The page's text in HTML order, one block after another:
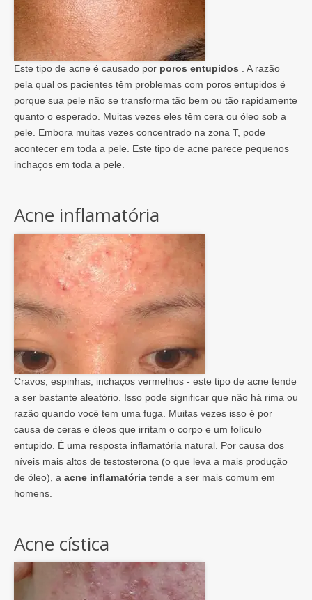
Este tipo de acne é causado por poros entupidos . A razão
pela qual os pacientes têm problemas com poros entupidos é
porque sua pele não se transforma tão bem ou tão rapidamente
quanto o esperado. Muitas vezes eles têm cera ou óleo sob a
pele. Embora muitas vezes concentrado na zona T, pode
acontecer em toda a pele. Este tipo de acne parece pequenos
inchaços em toda a pele.
Acne inflamatória
Cravos, espinhas, inchaços vermelhos - este tipo de acne tende
a ser bastante aleatório. Isso pode significar que não há rima ou
razão quando você tem uma fuga. Muitas vezes isso é por
causa de ceras e óleos que irritam o corpo e um folículo
entupido. É uma resposta inflamatória natural. Por causa dos
níveis mais altos de testosterona (o que leva a mais produção
de óleo), a acne inflamatória tende a ser mais comum em
homens.
Acne cística